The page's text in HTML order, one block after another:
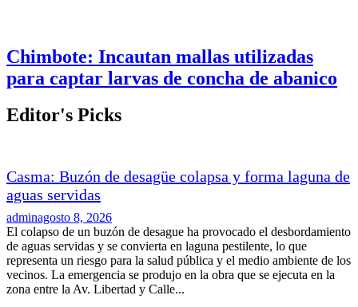
Chimbote: Incautan mallas utilizadas
para captar larvas de concha de abanico
Editor's Picks
Casma: Buzón de desagüe colapsa y forma laguna de
aguas servidas
adminagosto 8, 2026
El colapso de un buzón de desague ha provocado el desbordamiento
de aguas servidas y se convierta en laguna pestilente, lo que
representa un riesgo para la salud pública y el medio ambiente de los
vecinos. La emergencia se produjo en la obra que se ejecuta en la
zona entre la Av. Libertad y Calle...